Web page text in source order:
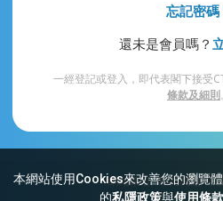
本網站使用Cookies來改善您的瀏覽
的私隱政策與使用條款
忘記密碼
還未是會員嗎？
一經登記或登入，即代表閣下接受
條款及細則。
網站索引 常見問題 私